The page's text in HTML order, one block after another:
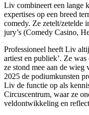
Liv combineert een lange
expertises op een breed
comedy. Ze zetelt/zetelde
jury’s (Comedy Casino,
Professioneel heeft Liv
artiest en publiek’. Ze
ze stond mee aan de wieg
2025 de podiumkunsten
Liv de functie op als
Circuscentrum, waar ze
veldontwikkeling en